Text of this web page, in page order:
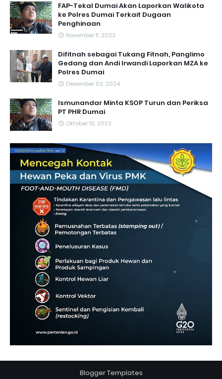
FAP-Tekal Dumai Akan Laporkan Walikota
ke Polres Dumai Terkait Dugaan
Penghinaan
November 11, 2023
Difitnah sebagai Tukang Fitnah, Panglimo
Gedang dan Andi Irwandi Laporkan MZA ke
Polres Dumai
Desember 03, 2024
Ismunandar Minta KSOP Turun dan Periksa
PT PHR Dumai
Oktober 10, 2023
Blogger Templates